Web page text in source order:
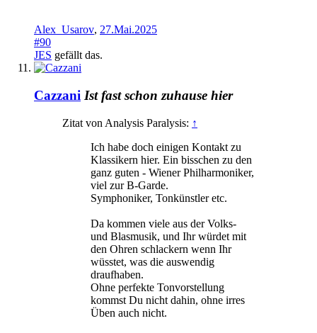
Alex_Usarov, 27.Mai.2025
#90
JES gefällt das.
Cazzani Ist fast schon zuhause hier
Zitat von Analysis Paralysis: ↑
Ich habe doch einigen Kontakt zu
Klassikern hier. Ein bisschen zu den
ganz guten - Wiener Philharmoniker,
viel zur B-Garde.
Symphoniker, Tonkünstler etc.
Da kommen viele aus der Volks-
und Blasmusik, und Ihr würdet mit
den Ohren schlackern wenn Ihr
wüsstet, was die auswendig
draufhaben.
Ohne perfekte Tonvorstellung
kommst Du nicht dahin, ohne irres
Üben auch nicht.